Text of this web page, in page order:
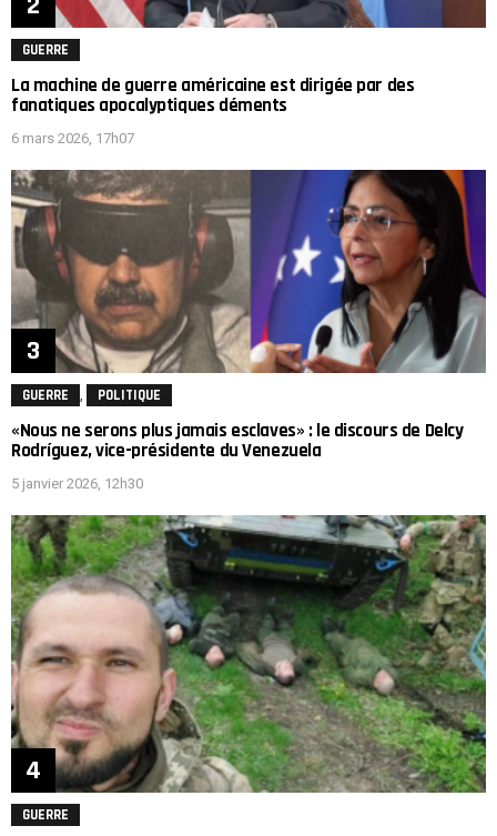
GUERRE
La machine de guerre américaine est dirigée par des
fanatiques apocalyptiques déments
6 mars 2026, 17h07
GUERRE POLITIQUE
«Nous ne serons plus jamais esclaves» : le discours de Delcy
Rodríguez, vice-présidente du Venezuela
5 janvier 2026, 12h30
GUERRE